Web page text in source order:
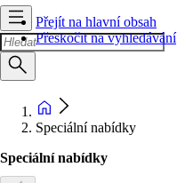
Přejít na hlavní obsah
Přeskočit na vyhledávání
Speciální nabídky
Speciální nabídky